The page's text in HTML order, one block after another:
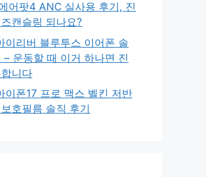
어팟4 ANC 실사용 후기, 진
캔슬링 되나요?
이리버 블루투스 이어폰 솔
– 운동할 때 이거 하나면 진
니다
이폰17 프로 맥스 벨킨 저반
호필름 솔직 후기